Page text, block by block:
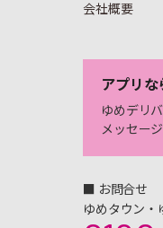
会社概要
アプリ
ゆめデリ
メッセー
■ お問合せ
ゆめタウン・